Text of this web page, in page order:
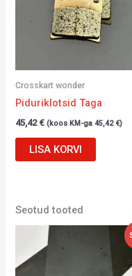
Crosskart wonder
Piduriklotsid Taga
45,42€ (koos KM-ga45,42 €)
LISA KORVI
Seotud tooted
Algne
hind